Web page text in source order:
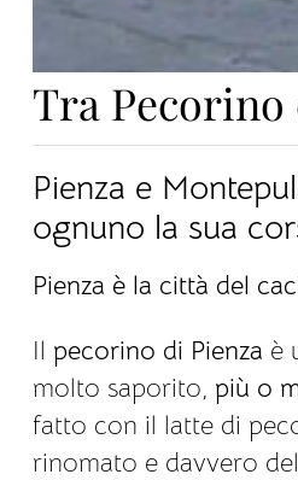
Tra Pecorino
Pienza e
ognuno la sua
Pienza è la città del
Il pecorino di Pienza è
molto saporito, più o
fatto con il latte di
rinomato e davvero